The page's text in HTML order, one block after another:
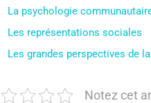
La psychologie
Les représentations sociales
Les grandes perspectives de
Notez cet